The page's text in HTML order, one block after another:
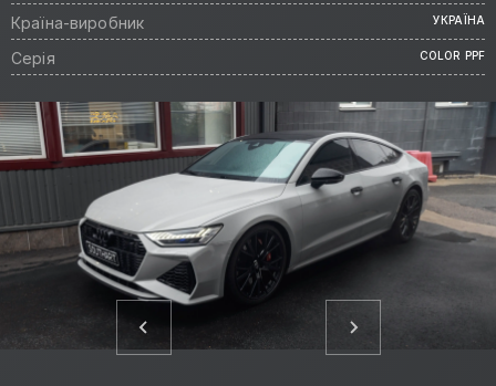
Країна-виробник УКРАЇНА
Серія COLOR PPF